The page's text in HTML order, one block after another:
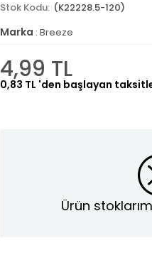
(K22228.5-120)
Marka : Breeze
4,99 TL
0,83 TL 'den başlayan
Ürün